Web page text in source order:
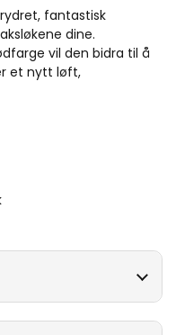
fantastisk
dine.
vil den bidra til å
et nytt løft,